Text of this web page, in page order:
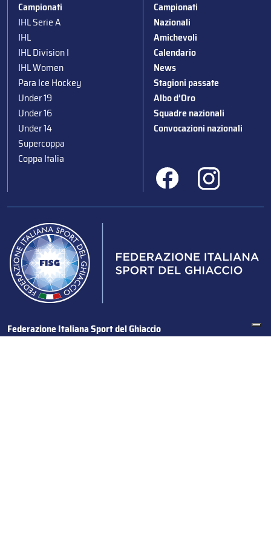
Campionati
IHL Serie A
IHL
IHL Division I
IHL Women
Para Ice Hockey
Under 19
Under 16
Under 14
Supercoppa
Coppa Italia
Campionati
Nazionali
Amichevoli
Calendario
News
Stagioni passate
Albo d’Oro
Squadre nazionali
Convocazioni nazionali
Federazione Italiana Sport del Ghiaccio